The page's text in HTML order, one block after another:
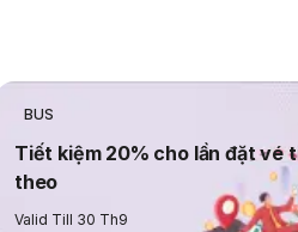
BUS
Tiết kiệm 20% cho lần đặt vé
theo
Valid Till 30 Th9